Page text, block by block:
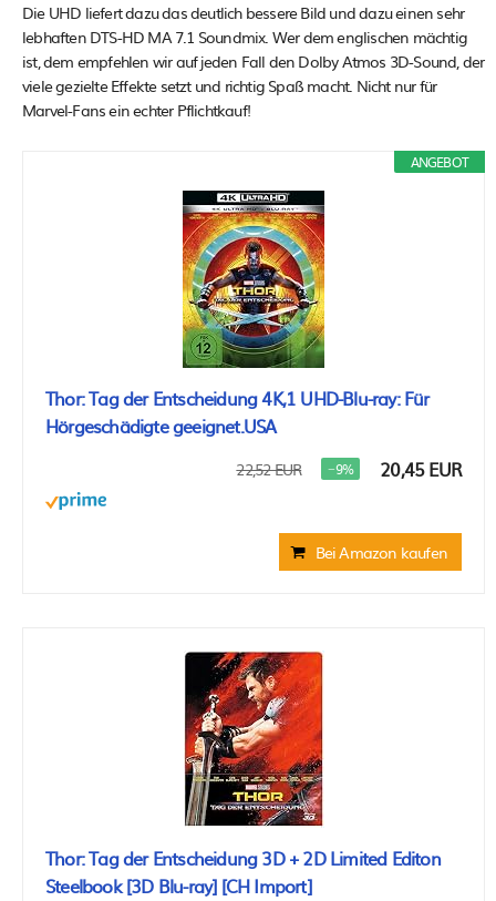
Die UHD liefert dazu das deutlich bessere Bild und dazu einen sehr
lebhaften DTS-HD MA 7.1 Soundmix. Wer dem englischen mächtig
ist, dem empfehlen wir auf jeden Fall den Dolby Atmos 3D-Sound, der
viele gezielte Effekte setzt und richtig Spaß macht. Nicht nur für
Marvel-Fans ein echter Pflichtkauf!
ANGEBOT
Thor: Tag der Entscheidung 4K,1 UHD-Blu-ray: Für
Hörgeschädigte geeignet.USA
22,52 EUR −9% 20,45 EUR
Bei Amazon kaufen
Thor: Tag der Entscheidung 3D + 2D Limited Editon
Steelbook [3D Blu-ray] [CH Import]